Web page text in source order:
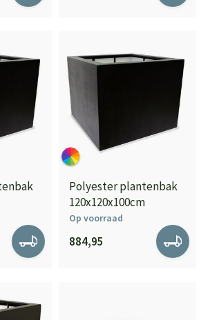
Polyester plantenbak
120x120x100cm
Op voorraad
884,95